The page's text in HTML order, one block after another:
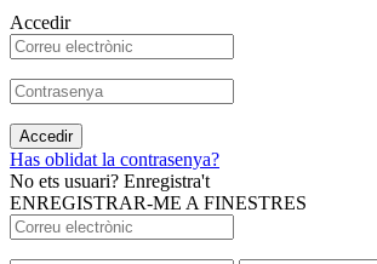
Accedir
Accedir
Has oblidat la contrasenya?
No ets usuari? Enregistra't
ENREGISTRAR-ME A FINESTRES